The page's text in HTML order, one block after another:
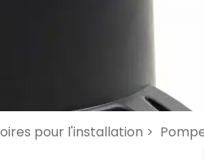
pour l'installation >